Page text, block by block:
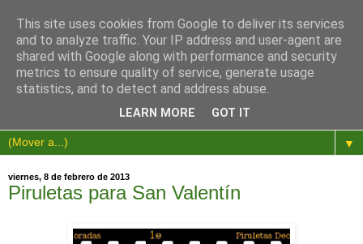
▼
viernes, 8 de febrero de 2013
Piruletas para San Valentín
This site uses cookies from Google to deliver its services
and to analyze traffic. Your IP address and user-agent are
shared with Google along with performance and security
metrics to ensure quality of service, generate usage
statistics, and to detect and address abuse.
LEARN MORE GOT IT